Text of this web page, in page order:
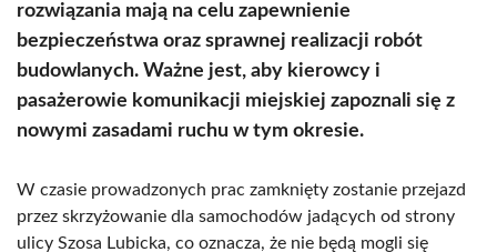
rozwiązania mają na celu zapewnienie
bezpieczeństwa oraz sprawnej realizacji robót
budowlanych. Ważne jest, aby kierowcy i
pasażerowie komunikacji miejskiej zapoznali się z
nowymi zasadami ruchu w tym okresie.
W czasie prowadzonych prac zamknięty zostanie przejazd
przez skrzyżowanie dla samochodów jadących od strony
ulicy Szosa Lubicka, co oznacza, że nie będą mogli się